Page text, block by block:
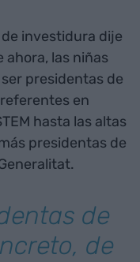
investidura dije
ahora, las niñas
presidentas de
en
hasta las altas
presidentas de
de
de